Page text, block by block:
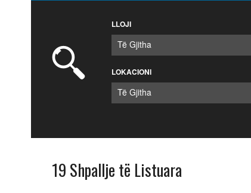
LLOJI
Të Gjitha
LOKACIONI
Të Gjitha
19 Shpallje të Listuara